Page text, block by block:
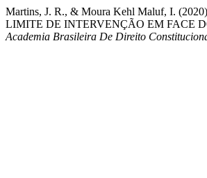
Martins, J. R., & Moura Kehl Maluf, I.
LIMITE DE INTERVENÇÃO EM FACE
Academia Brasileira De Direito